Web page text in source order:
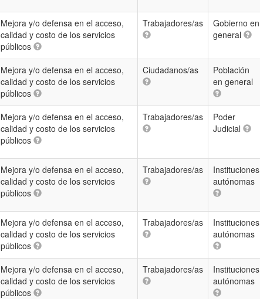
Mejora y/o defensa en el acceso,
calidad y costo de los servicios
públicos
Trabajadores/as
Gobierno en
general
Mejora y/o defensa en el acceso,
calidad y costo de los servicios
públicos
Ciudadanos/as
Población
en general
Mejora y/o defensa en el acceso,
calidad y costo de los servicios
públicos
Trabajadores/as
Poder
Judicial
Mejora y/o defensa en el acceso,
calidad y costo de los servicios
públicos
Trabajadores/as
Instituciones
autónomas
Mejora y/o defensa en el acceso,
calidad y costo de los servicios
públicos
Trabajadores/as
Instituciones
autónomas
Mejora y/o defensa en el acceso,
calidad y costo de los servicios
públicos
Trabajadores/as
Instituciones
autónomas